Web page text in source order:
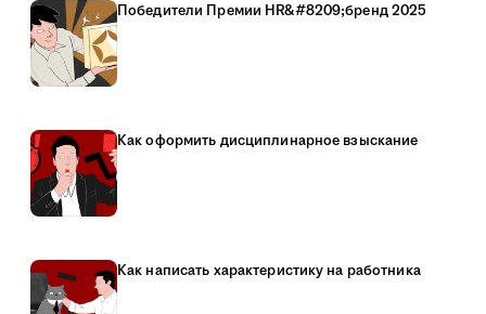
Победители Премии HR&#8209;бренд 2025
Как оформить дисциплинарное взыскание
Как написать характеристику на работника